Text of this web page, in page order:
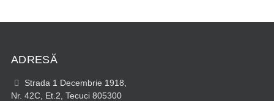
ADRESĂ
Strada 1 Decembrie 1918,
Nr. 42C, Et.2, Tecuci 805300